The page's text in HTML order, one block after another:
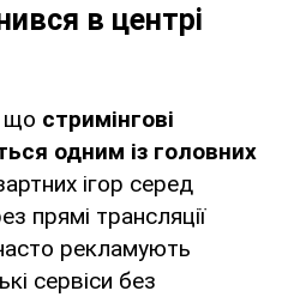
в центрі
що стримінгові
одним із головних
ігор серед
прямі трансляції
рекламують
сервіси без